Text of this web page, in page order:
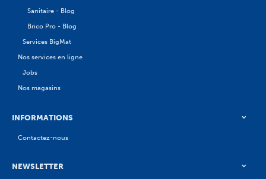
Sanitaire - Blog
Brico Pro - Blog
Services BigMat
Nos services en ligne
Jobs
Nos magasins
INFORMATIONS
Contactez-nous
NEWSLETTER